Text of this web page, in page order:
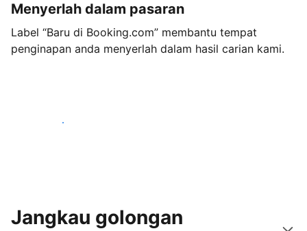
Menyerlah dalam pasaran
Label “Baru di Booking.com” membantu tempat
penginapan anda menyerlah dalam hasil carian kami.
Mulakan hari ini
Jangkau golongan